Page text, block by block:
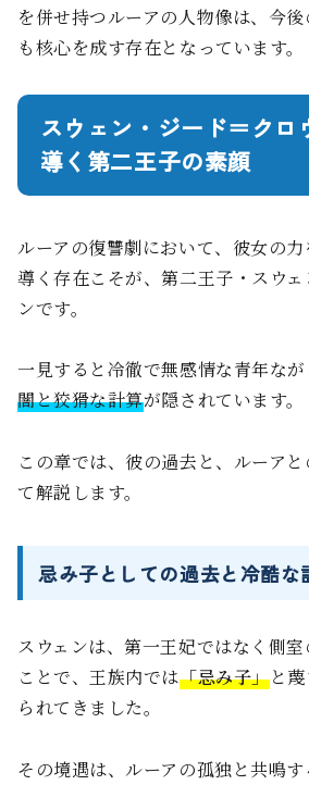
を併せ持つルーアの人物像は、今
も核心を成す存在となっています。
スウェン・ジード＝クロ
導く第二王子の素顔
ルーアの復讐劇において、彼女の
導く存在こそが、第二王子・スウ
ンです。
一見すると冷徹で無感情な青年な
闇と狡猾な計算が隠されています。
この章では、彼の過去と、ルーア
て解説します。
忌み子としての過去と冷酷な
スウェンは、第一王妃ではなく側
ことで、王族内では「忌み子」と
られてきました。
その境遇は、ルーアの孤独と共鳴